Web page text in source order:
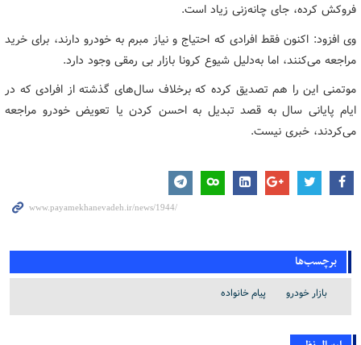
فروکش کرده، جای چانه‌زنی زیاد است.
وی افزود: اکنون فقط افرادی که احتیاج و نیاز مبرم به خودرو دارند، برای خرید
مراجعه می‌کنند، اما به‌دلیل شیوع کرونا بازار بی رمقی وجود دارد.
موتمنی این را هم تصدیق کرده که برخلاف سال‌های گذشته از افرادی که در
ایام پایانی سال به قصد تبدیل به احسن کردن یا تعویض خودرو مراجعه
می‌کردند، خبری نیست.
برچسب‌ها
بازار خودرو پیام خانواده